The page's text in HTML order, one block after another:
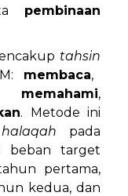
pembinaan
tahsin
membaca,
memahami,
. Metode ini
halaqah pada
beban target
pertama,
kedua, dan